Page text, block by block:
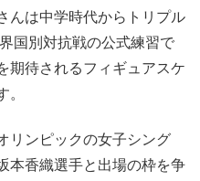
んは中学時代からトリプル
国別対抗戦の公式練習で
期待されるフィギュアスケ
。
リンピックの女子シング
本香織選手と出場の枠を争